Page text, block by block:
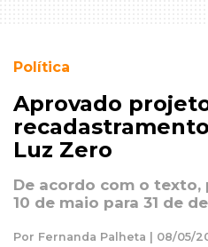
Política
Aprovado
Luz Zero
De acordo com o
10 de maio para 31 de
Por Fernanda Palheta | 08/05/